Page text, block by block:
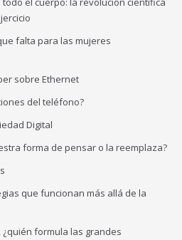
falta para las mujeres
sobre Ethernet
del teléfono?
Digital
forma de pensar o la reemplaza?
que funcionan más allá de la
¿quién formula las grandes